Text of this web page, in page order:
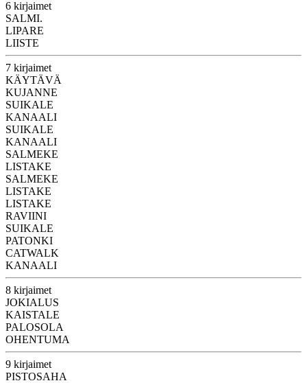
6 kirjaimet
SALMI.
LIPARE
LIISTE
7 kirjaimet
KÄYTÄVÄ
KUJANNE
SUIKALE
KANAALI
SUIKALE
KANAALI
SALMEKE
LISTAKE
SALMEKE
LISTAKE
LISTAKE
RAVIINI
SUIKALE
PATONKI
CATWALK
KANAALI
8 kirjaimet
JOKIALUS
KAISTALE
PALOSOLA
OHENTUMA
9 kirjaimet
PISTOSAHA